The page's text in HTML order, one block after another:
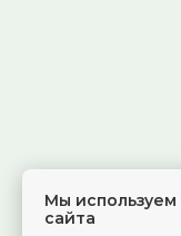
Мы
сайта